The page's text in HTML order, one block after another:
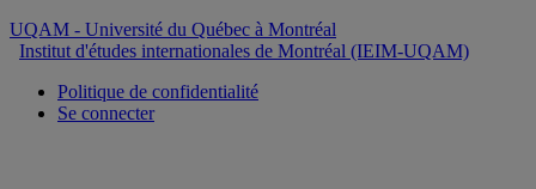
UQAM - Université du Québec à Montréal
Institut d'études internationales de Montréal (IEIM-UQAM)
Politique de confidentialité
Se connecter